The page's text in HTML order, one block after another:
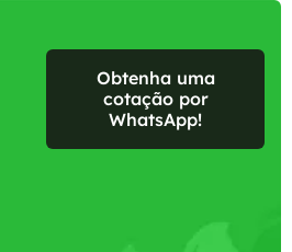
Obtenha uma
cotação por
WhatsApp!